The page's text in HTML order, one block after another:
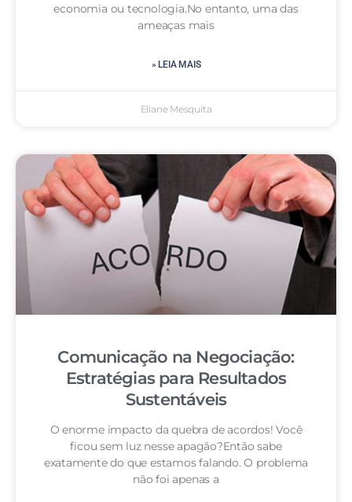
economia ou tecnologia.No entanto, uma das
ameaças mais
» LEIA MAIS
Eliane Mesquita
Comunicação na Negociação:
Estratégias para Resultados
Sustentáveis
O enorme impacto da quebra de acordos! Você
ficou sem luz nesse apagão?Então sabe
exatamente do que estamos falando. O problema
não foi apenas a